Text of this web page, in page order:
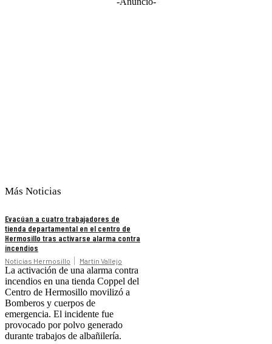
Más Noticias
Evacúan a cuatro trabajadores de
tienda departamental en el centro de
Hermosillo tras activarse alarma contra
incendios
Noticias Hermosillo Martín Vallejo
La activación de una alarma contra
incendios en una tienda Coppel del
Centro de Hermosillo movilizó a
Bomberos y cuerpos de
emergencia. El incidente fue
provocado por polvo generado
durante trabajos de albañilería.